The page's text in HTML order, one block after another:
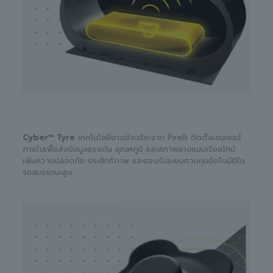
Cyber™ Tyre เทคโนโลยียางอัจฉริยะจาก Pirelli ติดตั้งเซนเซอร์
ภายในเพื่อส่งข้อมูลแรงดัน อุณหภูมิ และสภาพยางแบบเรียลไทม์
เพิ่มความปลอดภัย ประสิทธิภาพ และรองรับระบบควบคุมอัตโนมัติใน
รถสมรรถนะสูง